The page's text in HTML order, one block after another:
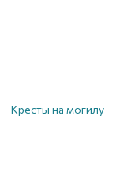
Кресты на могилу